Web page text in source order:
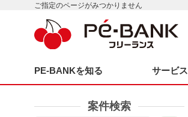
ご指定のページがみつかりません
PE-BANKを知る サービ
案件検索